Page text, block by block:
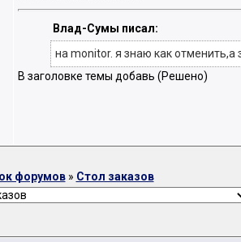
Влад-Сумы писал:
на monitor. я знаю как
В заголовке темы добавь (Решено)
форумов» Стол заказов